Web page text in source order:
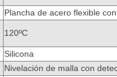
Plancha de acero flexible
120ºC
Silicona
Nivelación de malla con